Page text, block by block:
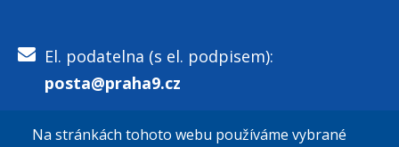
El. podatelna (s el. podpisem):
posta@praha9.cz
Na stránkách tohoto webu používáme vybrané